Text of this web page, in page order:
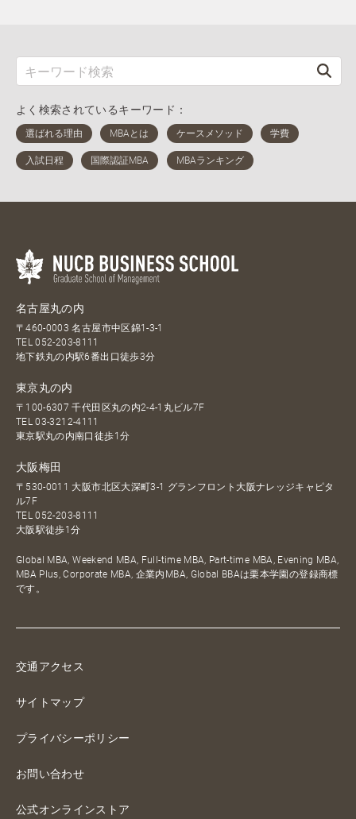
よく検索されているキーワード：
名古屋丸の内
〒460-0003 名古屋市中区錦1-3-1
TEL052-203-8111
地下鉄丸の内駅6番出口徒歩3分
東京丸の内
〒100-6307 千代田区丸の内2-4-1丸ビル7F
TEL03-3212-4111
東京駅丸の内南口徒歩1分
大阪梅田
〒530-0011 大阪市北区大深町3-1 グランフロント大阪ナレッジキャピタ
ル7F
TEL052-203-8111
大阪駅徒歩1分
Global MBA, Weekend MBA, Full-time MBA, Part-time MBA, Evening MBA,
MBA Plus, Corporate MBA, 企業内MBA, Global BBAは栗本学園の登録商標
です。
交通アクセス
サイトマップ
プライバシーポリシー
お問い合わせ
公式オンラインストア